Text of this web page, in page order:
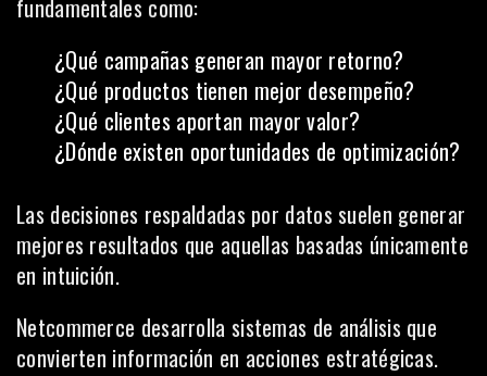
fundamentales como:
¿Qué campañas generan mayor retorno?
¿Qué productos tienen mejor desempeño?
¿Qué clientes aportan mayor valor?
¿Dónde existen oportunidades de optimización?
Las decisiones respaldadas por datos suelen generar
mejores resultados que aquellas basadas únicamente
en intuición.
Netcommerce desarrolla sistemas de análisis que
convierten información en acciones estratégicas.